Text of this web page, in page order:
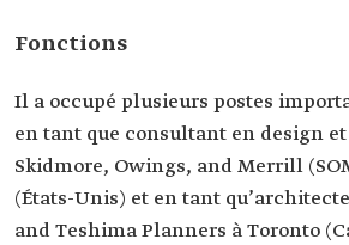
Fonctions
Il a occupé plusieurs postes
en tant que consultant en design
Skidmore, Owings, and Merrill
(États-Unis) et en tant
and Teshima Planners à Toronto